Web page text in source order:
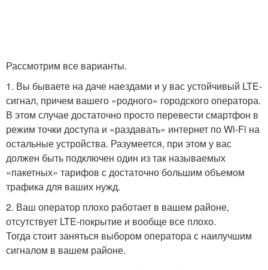
Рассмотрим все варианты.
1. Вы бываете на даче наездами и у вас устойчивый LTE-
сигнал, причем вашего «родного» городского оператора.
В этом случае достаточно просто перевести смартфон в
режим точки доступа и «раздавать» интернет по Wi-Fi на
остальные устройства. Разумеется, при этом у вас
должен быть подключен один из так называемых
«пакетных» тарифов с достаточно большим объемом
трафика для ваших нужд.
2. Ваш оператор плохо работает в вашем районе,
отсутствует LTE-покрытие и вообще все плохо.
Тогда стоит заняться выбором оператора с наилучшим
сигналом в вашем районе.